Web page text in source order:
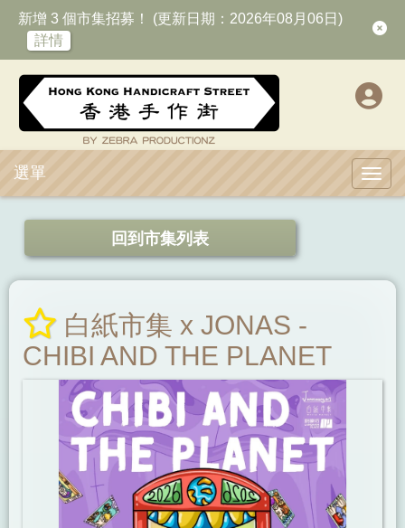
新增 3 個市集招募！ (更新日期：2026年08月06日)
詳情
選單
回到市集列表
白紙市集 x JONAS -
CHIBI AND THE PLANET